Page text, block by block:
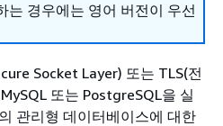
는 경우에는 영어 버전이 우선
Socket Layer) 또는 TLS(전
또는 PostgreSQL을 실
관리형 데이터베이스에 대한